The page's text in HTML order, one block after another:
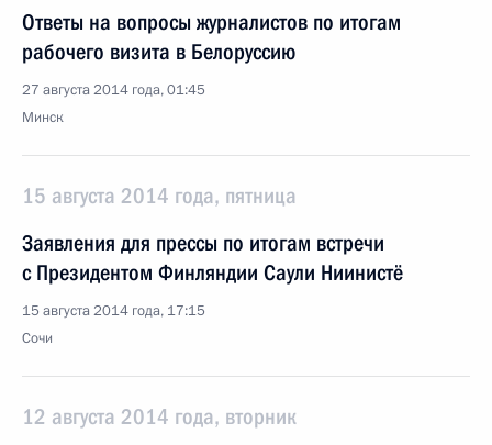
Ответы на вопросы журналистов по итогам
рабочего визита в Белоруссию
27 августа 2014 года, 01:45
Минск
15 августа 2014 года, пятница
Заявления для прессы по итогам встречи
с Президентом Финляндии Саули Ниинистё
15 августа 2014 года, 17:15
Сочи
12 августа 2014 года, вторник